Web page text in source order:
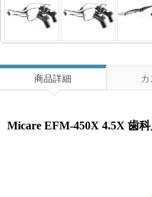
商品詳細
Micare EFM-450X 4.5X 歯